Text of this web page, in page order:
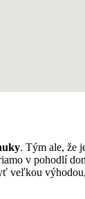
. Tým ale, že
v pohodlí
veľkou